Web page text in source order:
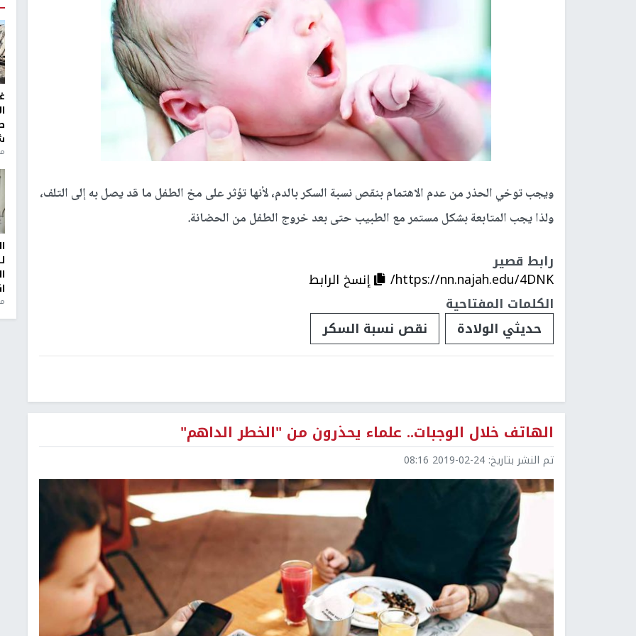
ويجب توخي الحذر من عدم الاهتمام بنقص نسبة السكر بالدم، لأنها تؤثر على مخ الطفل ما قد يصل به إلى التلف،
ولذا يجب المتابعة بشكل مستمر مع الطبيب حتى بعد خروج الطفل من الحضانة.
رابط قصير
https://nn.najah.edu/4DNK/
إنسخ الرابط
الكلمات المفتاحية
حديثي الولادة
نقص نسبة السكر
الهاتف خلال الوجبات.. علماء يحذرون من "الخطر الداهم"
تم النشر بتاريخ: 2019-02-24 08:16